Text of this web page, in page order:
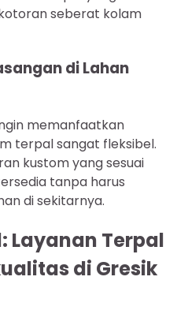
seberat kolam
di Lahan
memanfaatkan
terpal sangat fleksibel.
kustom yang sesuai
tanpa harus
di sekitarnya.
Layanan Terpal
di Gresik